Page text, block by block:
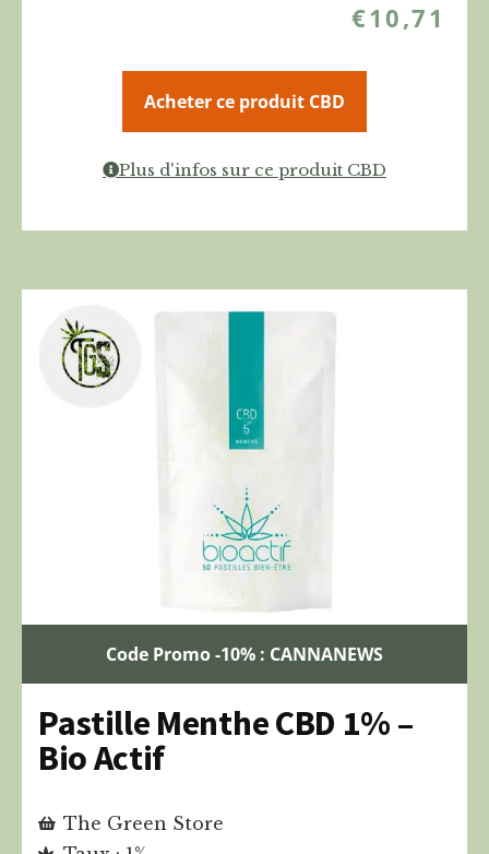
€10,71
Acheter ce produit CBD
Plus d'infos sur ce produit CBD
Code Promo -10% : CANNANEWS
Pastille Menthe CBD 1% –
Bio Actif
The Green Store